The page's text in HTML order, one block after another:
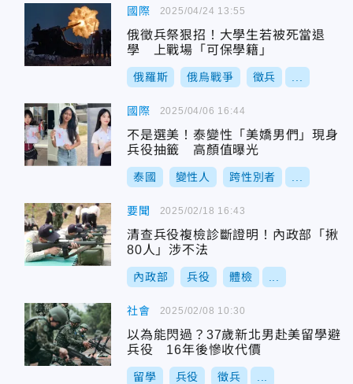
國際
俄徵兵祭狠招！大學生若被死當退
學 上戰場「可保學籍」
俄羅斯 俄烏戰爭 徵兵
2025/04/24 13:55
國際
不是選美！泰變性「美嬌男們」現身
兵役抽籤 高顏值曝光
泰國 變性人 跨性別者
2025/04/06 16:44
要聞
清查兵役複檢診斷證明！內政部「揪
80人」涉不法
內政部 兵役 體檢
2025/02/18 16:43
社會
以為能閃過？37歲新北男赴美留學避
兵役 16年後慘收代價
留學 兵役 徵兵
2025/02/08 10:30